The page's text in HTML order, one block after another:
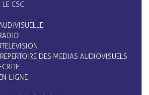
LE CSC
TELEVISION
REPERTOIRE DES MEDIAS AUDIOVISUELS
LIGNE